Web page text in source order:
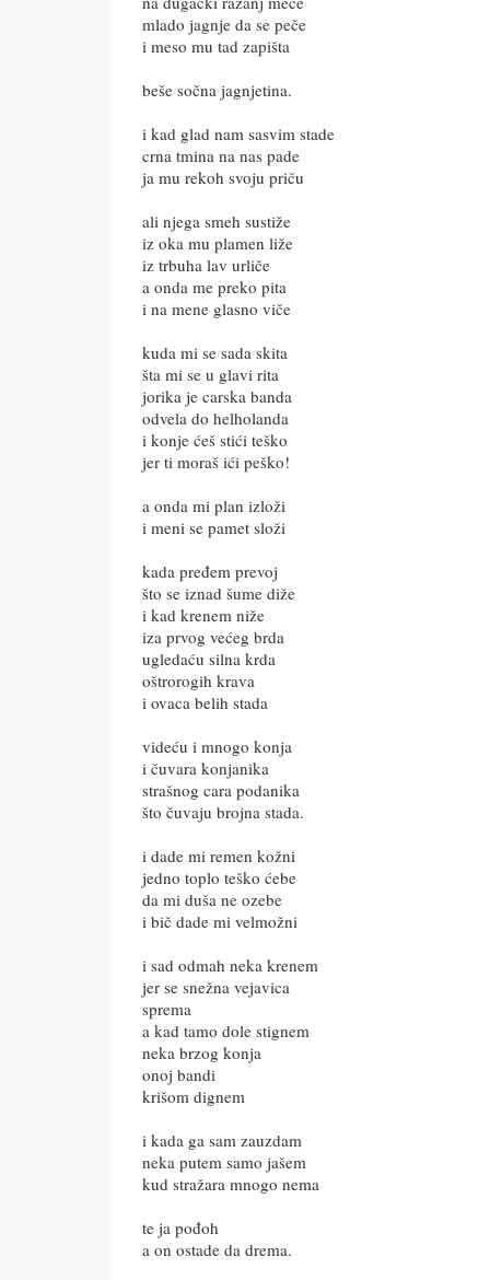
mlado jagnje da se peče
i meso mu tad zapišta
beše sočna jagnjetina.
i kad glad nam sasvim stade
crna tmina na nas pade
ja mu rekoh svoju priču
ali njega smeh sustiže
iz oka mu plamen liže
iz trbuha lav urliče
a onda me preko pita
i na mene glasno viče
kuda mi se sada skita
šta mi se u glavi rita
jorika je carska banda
odvela do helholanda
i konje ćeš stići teško
jer ti moraš ići peško!
a onda mi plan izloži
i meni se pamet složi
kada pređem prevoj
što se iznad šume diže
i kad krenem niže
iza prvog većeg brda
ugledaću silna krda
oštrorogih krava
i ovaca belih stada
videću i mnogo konja
i čuvara konjanika
strašnog cara podanika
što čuvaju brojna stada.
i dade mi remen kožni
jedno toplo teško ćebe
da mi duša ne ozebe
i bič dade mi velmožni
i sad odmah neka krenem
jer se snežna vejavica
sprema
a kad tamo dole stignem
neka brzog konja
onoj bandi
krišom dignem
i kada ga sam zauzdam
neka putem samo jašem
kud stražara mnogo nema
te ja pođoh
a on ostade da drema.